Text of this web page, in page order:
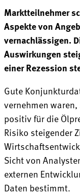
Marktteilnehmer
Aspekte von
vernachlässigen.
Auswirkungen
einer Rezession
Gute
vernehmen
positiv für die
Risiko steigender
Sicht von
externen
Daten bestimmt.